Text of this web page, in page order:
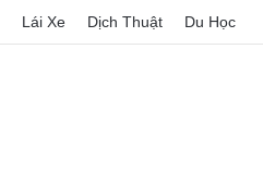
Lái Xe Dịch Thuật Du Học